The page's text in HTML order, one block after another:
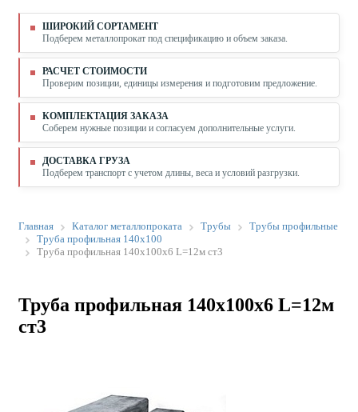
ШИРОКИЙ СОРТАМЕНТ
Подберем металлопрокат под спецификацию и объем заказа.
РАСЧЕТ СТОИМОСТИ
Проверим позиции, единицы измерения и подготовим предложение.
КОМПЛЕКТАЦИЯ ЗАКАЗА
Соберем нужные позиции и согласуем дополнительные услуги.
ДОСТАВКА ГРУЗА
Подберем транспорт с учетом длины, веса и условий разгрузки.
Главная Каталог металлопроката Трубы
Трубы профильные
Труба профильная 140х100
Труба профильная 140х100х6 L=12м ст3
Труба профильная 140х100х6 L=12м
ст3